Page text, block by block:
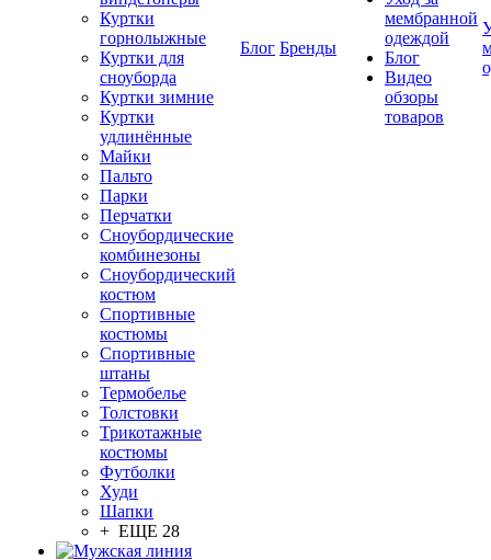
Куртки
горнолыжные
Куртки для
сноуборда
Куртки зимние
Куртки
удлинённые
Майки
Пальто
Парки
Перчатки
Сноубордические
комбинезоны
Сноубордический
костюм
Спортивные
костюмы
Спортивные
штаны
Термобелье
Толстовки
Трикотажные
костюмы
Футболки
Худи
Шапки
+ ЕЩЕ 28
Блог Бренды
мембранной
одеждой
Блог
Видео
обзоры
товаров